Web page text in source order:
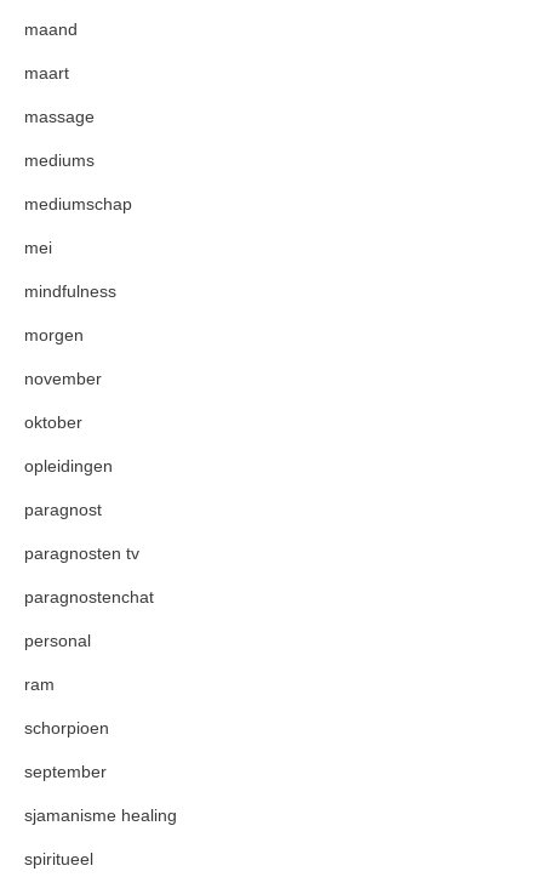
maand
maart
massage
mediums
mediumschap
mei
mindfulness
morgen
november
oktober
opleidingen
paragnost
paragnosten tv
paragnostenchat
personal
ram
schorpioen
september
sjamanisme healing
spiritueel